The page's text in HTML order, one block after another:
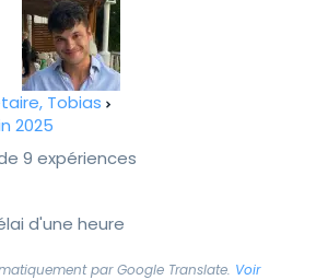
Tobias
2025
9 expériences
d'une heure
par Google Translate. Voir